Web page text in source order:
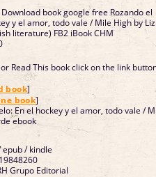
book google free Rozando el
y el amor, todo vale / Mile High by Liz
literature) FB2 iBook CHM
Read This book click on the link
book]
book]
En el hockey y el amor, todo vale /
ebook
epub / kindle
Grupo Editorial